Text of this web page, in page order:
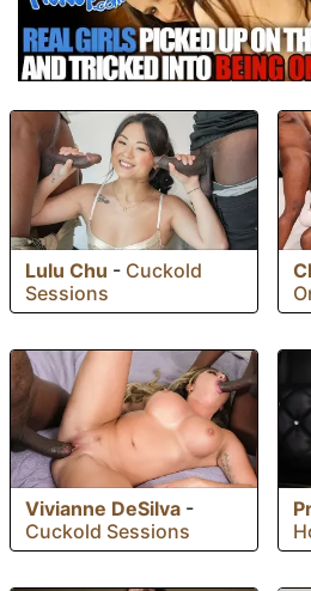
Lulu Chu - Cuckold
Sessions
Vivianne DeSilva -
Cuckold Sessions